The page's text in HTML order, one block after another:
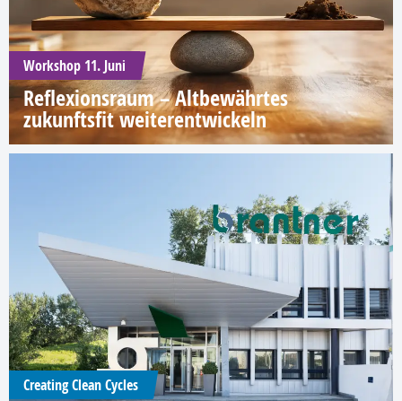
Workshop 11. Juni
Reflexionsraum – Altbewährtes
zukunftsfit weiterentwickeln
Creating Clean Cycles